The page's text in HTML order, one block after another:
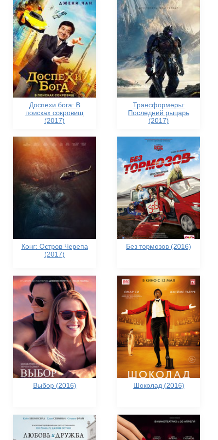
Доспехи бога: В
поисках сокровищ
(2017)
Трансформеры:
Последний рыцарь
(2017)
Конг: Остров Черепа
(2017)
Без тормозов (2016)
Выбор (2016) Шоколад (2016)